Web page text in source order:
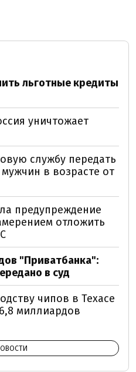
льготные кредиты
уничтожает
службу передать
в возрасте от
предупреждение
отложить
"Приватбанка":
в суд
чипов в Техасе
миллиардов